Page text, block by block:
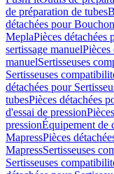
de préparation de tubes
détachées pour
MeplaPièces
sertissage manuelPièces
manuelSertisseuses
Sertisseuses
détachées pour
tubesPièces détachées
d'essai de pression
pressionÉquipement de
MapressPièces
MapressSertisseuses
Sertisseuses